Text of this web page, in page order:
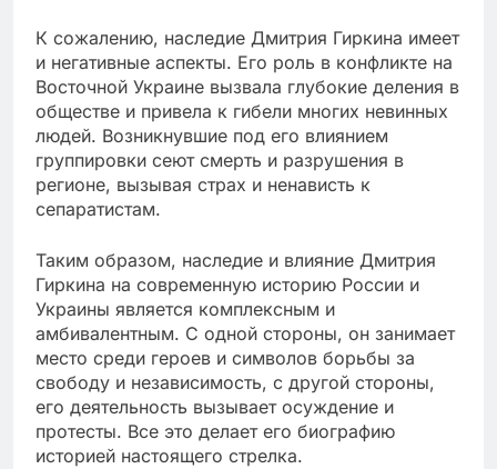
К сожалению, наследие Дмитрия Гиркина имеет
и негативные аспекты. Его роль в конфликте на
Восточной Украине вызвала глубокие деления в
обществе и привела к гибели многих невинных
людей. Возникнувшие под его влиянием
группировки сеют смерть и разрушения в
регионе, вызывая страх и ненависть к
сепаратистам.
Таким образом, наследие и влияние Дмитрия
Гиркина на современную историю России и
Украины является комплексным и
амбивалентным. С одной стороны, он занимает
место среди героев и символов борьбы за
свободу и независимость, с другой стороны,
его деятельность вызывает осуждение и
протесты. Все это делает его биографию
историей настоящего стрелка.